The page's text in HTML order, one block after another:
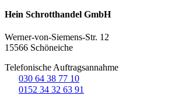
Hein Schrotthandel GmbH
Werner-von-Siemens-Str. 12
15566 Schöneiche
Telefonische Auftragsannahme
030 64 38 77 10
0152 34 32 63 91